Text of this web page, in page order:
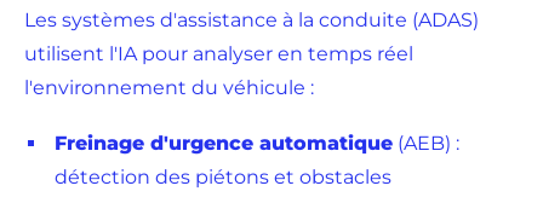
Les systèmes d'assistance à la conduite (ADAS)
utilisent l'IA pour analyser en temps réel
l'environnement du véhicule :
Freinage d'urgence automatique (AEB) :
détection des piétons et obstacles